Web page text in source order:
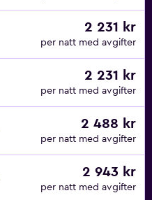
2 231 kr
per natt med avgifter
2 231 kr
per natt med avgifter
2 488 kr
per natt med avgifter
2 943 kr
per natt med avgifter